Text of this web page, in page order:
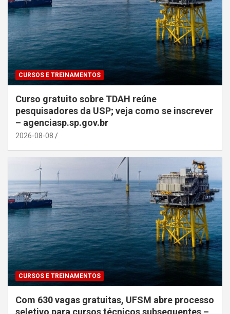
CURSOS E TREINAMENTOS
Curso gratuito sobre TDAH reúne
pesquisadores da USP; veja como se inscrever
– agenciasp.sp.gov.br
2026-08-08
CURSOS E TREINAMENTOS
Com 630 vagas gratuitas, UFSM abre processo
seletivo para cursos técnicos subsequentes –